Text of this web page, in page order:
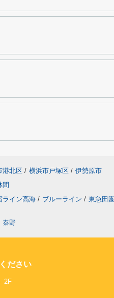
港北区 / 横浜市戸塚区 / 伊勢原市
間
ライン高海 / ブルーライン / 東急田
秦野
ださい
2F